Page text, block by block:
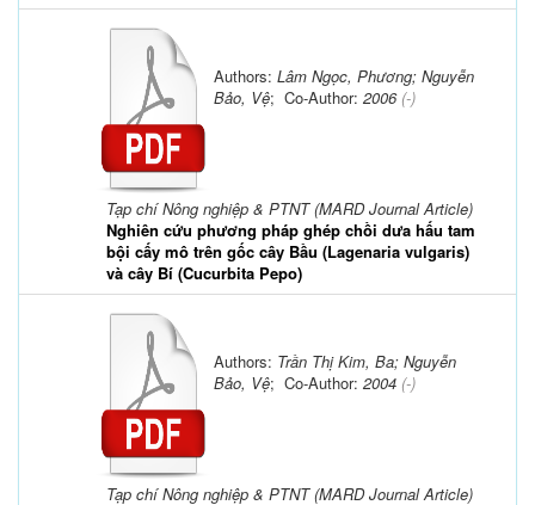
Tạp chí Nông nghiệp & PTNT (MARD Journal Article)
Nghiên cứu phương pháp ghép chồi dưa hấu tam
bội cấy mô trên gốc cây Bầu (Lagenaria vulgaris)
và cây Bí (Cucurbita Pepo)
Authors: Lâm Ngọc, Phương; Nguyễn
Bảo, Vệ; Co-Author: 2006(-)
Tạp chí Nông nghiệp & PTNT (MARD Journal Article)
Authors: Trần Thị Kim, Ba; Nguyễn
Bảo, Vệ; Co-Author: 2004 (-)